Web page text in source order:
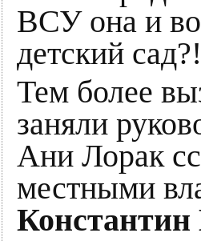
ВСУ она и
детский сад?!
Тем более
заняли
Ани Лорак
местными